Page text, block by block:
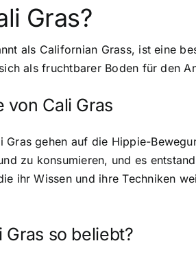
Gras?
als Californian Grass, ist eine
als fruchtbarer Boden für den
von Cali Gras
Gras gehen auf die Hippie-
zu konsumieren, und es
ihr Wissen und ihre Techniken
Gras so beliebt?